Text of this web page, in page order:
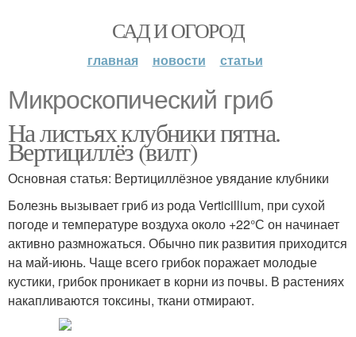
САД И ОГОРОД
главная новости статьи
Микроскопический гриб
На листьях клубники пятна.
Вертициллёз (вилт)
Основная статья: Вертициллёзное увядание клубники
Болезнь вызывает гриб из рода Verticillium, при сухой
погоде и температуре воздуха около +22°С он начинает
активно размножаться. Обычно пик развития приходится
на май-июнь. Чаще всего грибок поражает молодые
кустики, грибок проникает в корни из почвы. В растениях
накапливаются токсины, ткани отмирают.